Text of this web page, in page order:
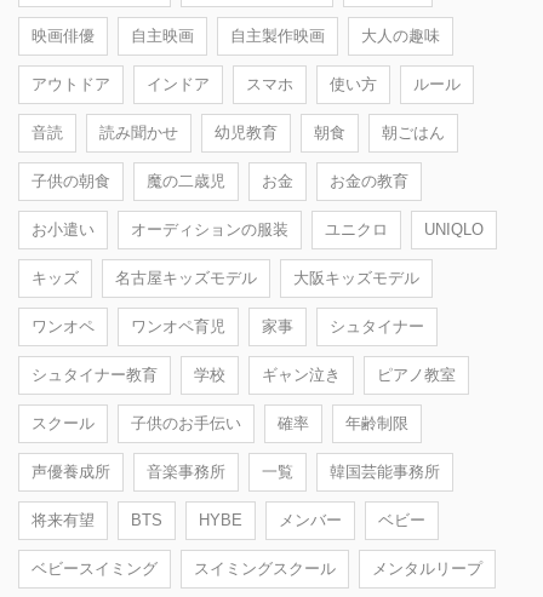
映画俳優 自主映画 自主製作映画 大人の趣味
アウトドア インドア スマホ 使い方 ルール
音読 読み聞かせ 幼児教育 朝食 朝ごはん
子供の朝食 魔の二歳児 お金 お金の教育
お小遣い オーディションの服装 ユニクロ UNIQLO
キッズ 名古屋キッズモデル 大阪キッズモデル
ワンオペ ワンオペ育児 家事 シュタイナー
シュタイナー教育 学校 ギャン泣き ピアノ教室
スクール 子供のお手伝い 確率 年齢制限
声優養成所 音楽事務所 一覧 韓国芸能事務所
将来有望 BTS HYBE メンバー ベビー
ベビースイミング スイミングスクール メンタルリープ